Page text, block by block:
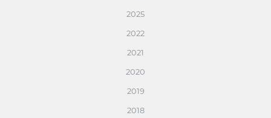
2025
2022
2021
2020
2019
2018